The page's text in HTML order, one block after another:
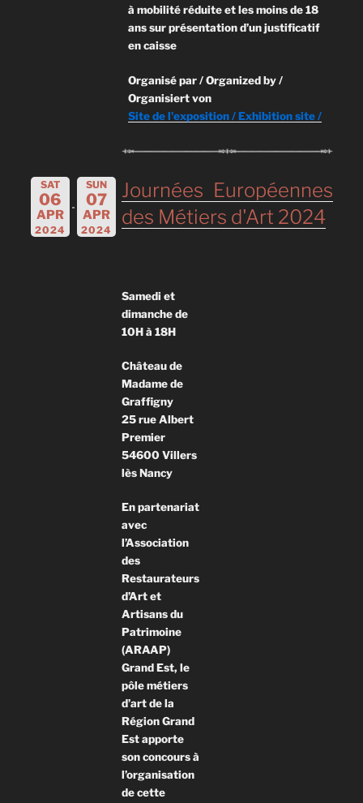
à mobilité réduite et les moins de 18
ans sur présentation d’un justificatif
en caisse
Organisé par / Organized by /
Organisiert von
Site de l'exposition / Exhibition site /
SAT
06
APR
2024
SUN
07
APR
2024
Journées Européennes
des Métiers d'Art 2024
Samedi et
dimanche de
10H à 18H
Château de
Madame de
Graffigny
25 rue Albert
Premier
54600 Villers
lès Nancy
En partenariat
avec
l’Association
des
Restaurateurs
d’Art et
Artisans du
Patrimoine
(ARAAP)
Grand Est, le
pôle métiers
d’art de la
Région Grand
Est apporte
son concours à
l’organisation
de cette